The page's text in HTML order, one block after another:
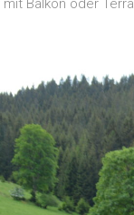
Balkon oder